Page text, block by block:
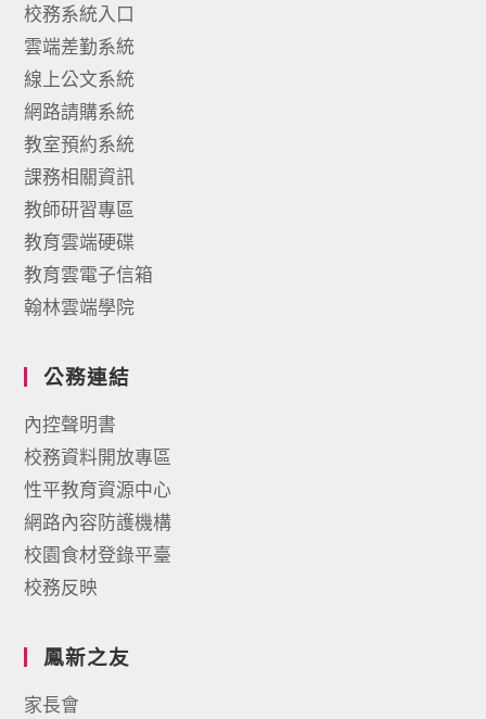
校務系統入口
雲端差勤系統
線上公文系統
網路請購系統
教室預約系統
課務相關資訊
教師研習專區
教育雲端硬碟
教育雲電子信箱
翰林雲端學院
公務連結
內控聲明書
校務資料開放專區
性平教育資源中心
網路內容防護機構
校園食材登錄平臺
校務反映
鳳新之友
家長會